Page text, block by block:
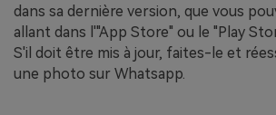
dans sa dernière version, que vous
allant dans l'"App Store" ou le "Play
S'il doit être mis à jour, faites-le et
une photo sur Whatsapp.